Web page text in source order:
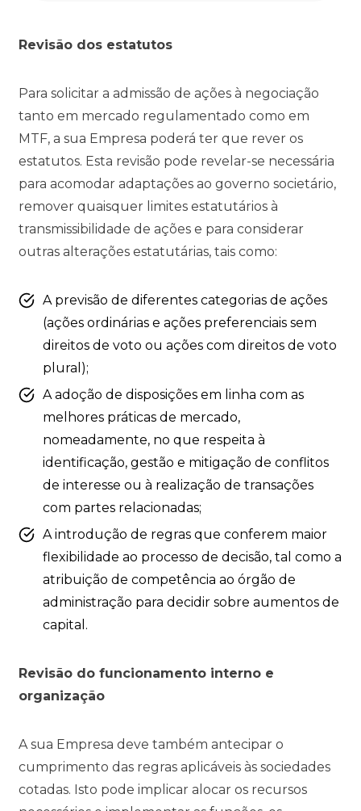
Revisão dos estatutos
Para solicitar a admissão de ações à negociação
tanto em mercado regulamentado como em
MTF, a sua Empresa poderá ter que rever os
estatutos. Esta revisão pode revelar-se necessária
para acomodar adaptações ao governo societário,
remover quaisquer limites estatutários à
transmissibilidade de ações e para considerar
outras alterações estatutárias, tais como:
A previsão de diferentes categorias de ações
(ações ordinárias e ações preferenciais sem
direitos de voto ou ações com direitos de voto
plural);
A adoção de disposições em linha com as
melhores práticas de mercado,
nomeadamente, no que respeita à
identificação, gestão e mitigação de conflitos
de interesse ou à realização de transações
com partes relacionadas;
A introdução de regras que conferem maior
flexibilidade ao processo de decisão, tal como a
atribuição de competência ao órgão de
administração para decidir sobre aumentos de
capital.
Revisão do funcionamento interno e
organização
A sua Empresa deve também antecipar o
cumprimento das regras aplicáveis às sociedades
cotadas. Isto pode implicar alocar os recursos